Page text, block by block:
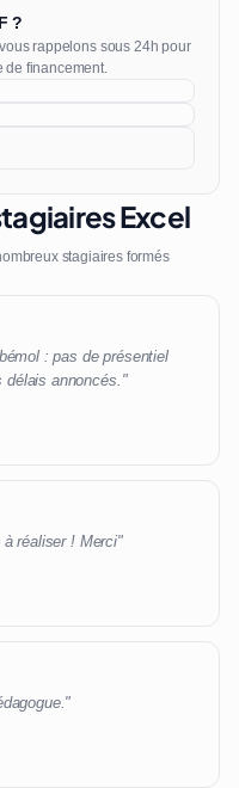
?
rappelons sous 24h pour
de financement.
Excel
stagiaires formés
: pas de présentiel
délais annoncés."
réaliser ! Merci"